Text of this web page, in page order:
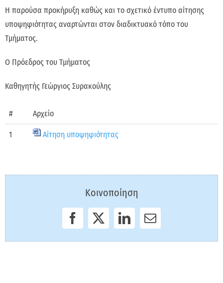
Η παρούσα προκήρυξη καθώς και το σχετικό έντυπο αίτησης
υποψηφιότητας αναρτώνται στον διαδικτυακό τόπο του
Τμήματος.
Ο Πρόεδρος του Τμήματος
Καθηγητής Γεώργιος Συρακούλης
# Αρχείο
1 Αίτηση υποψηφιότητας
Κοινοποίηση
F
X
L
E